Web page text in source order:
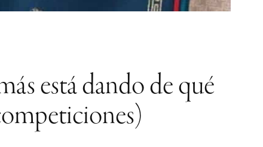
está dando de qué